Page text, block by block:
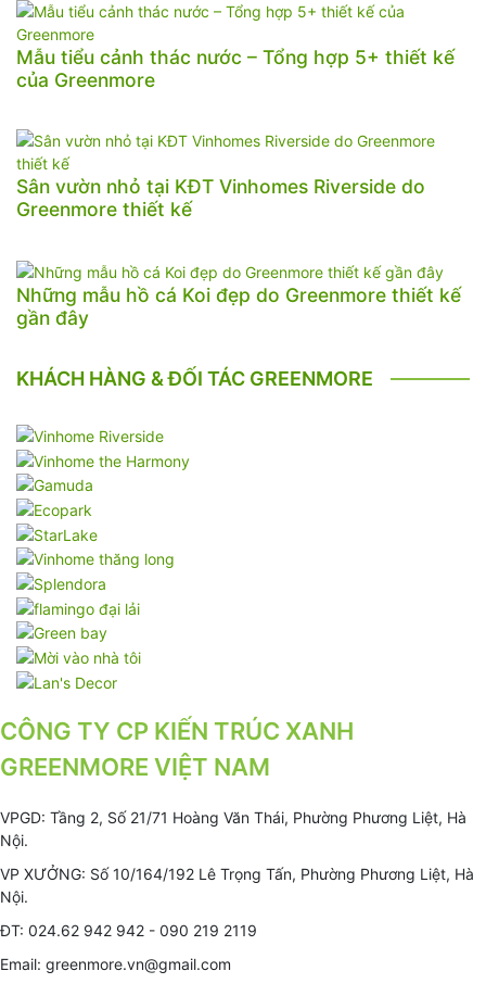
Mẫu tiểu cảnh thác nước – Tổng hợp 5+ thiết kế
của Greenmore
Sân vườn nhỏ tại KĐT Vinhomes Riverside do
Greenmore thiết kế
Những mẫu hồ cá Koi đẹp do Greenmore thiết kế
gần đây
KHÁCH HÀNG & ĐỐI TÁC GREENMORE
CÔNG TY CP KIẾN TRÚC XANH
GREENMORE VIỆT NAM
VPGD: Tầng 2, Số 21/71 Hoàng Văn Thái, Phường Phương Liệt, Hà
Nội.
VP XƯỞNG: Số 10/164/192 Lê Trọng Tấn, Phường Phương Liệt, Hà
Nội.
ĐT: 024.62 942 942 - 090 219 2119
Email: greenmore.vn@gmail.com